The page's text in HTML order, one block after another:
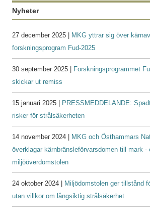
Nyheter
27 december 2025 |
MKG yttrar sig över
forskningsprogram Fud-2025
30 september 2025 |
Forskningsprogrammet
skickar ut remiss
15 januari 2025 |
PRESSMEDDELANDE:
risker för strålsäkerheten
14 november 2024 |
MKG och Östhammars
överklagar kärnbränsleförvarsdomen till mark -
miljööverdomstolen
24 oktober 2024 |
Miljödomstolen ger tillstånd
utan villkor om långsiktig strålsäkerhet